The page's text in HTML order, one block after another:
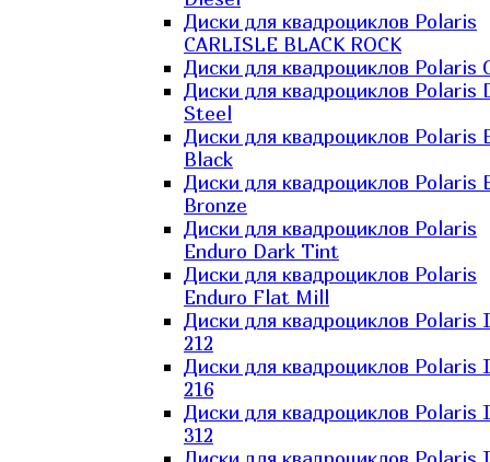
Диски для квадроциклов Polaris
CARLISLE BLACK ROCK
Диски для квадроциклов Polaris
Диски для квадроциклов Polaris
Steel
Диски для квадроциклов Polaris
Black
Диски для квадроциклов Polaris
Bronze
Диски для квадроциклов Polaris
Enduro Dark Tint
Диски для квадроциклов Polaris
Enduro Flat Mill
Диски для квадроциклов Polaris
212
Диски для квадроциклов Polaris
216
Диски для квадроциклов Polaris
312